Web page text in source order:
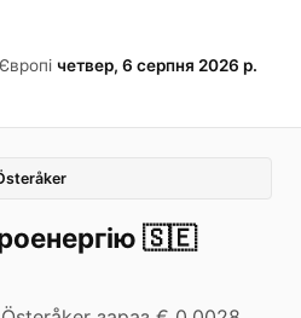
четвер, 6 серпня 2026 р.
🇸🇪